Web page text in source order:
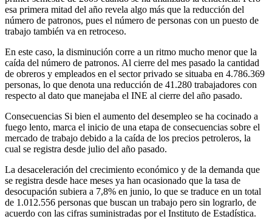
esa primera mitad del año revela algo más que la reducción del
número de patronos, pues el número de personas con un puesto de
trabajo también va en retroceso.
En este caso, la disminución corre a un ritmo mucho menor que la
caída del número de patronos. Al cierre del mes pasado la cantidad
de obreros y empleados en el sector privado se situaba en 4.786.369
personas, lo que denota una reducción de 41.280 trabajadores con
respecto al dato que manejaba el INE al cierre del año pasado.
Consecuencias Si bien el aumento del desempleo se ha cocinado a
fuego lento, marca el inicio de una etapa de consecuencias sobre el
mercado de trabajo debido a la caída de los precios petroleros, la
cual se registra desde julio del año pasado.
La desaceleración del crecimiento económico y de la demanda que
se registra desde hace meses ya han ocasionado que la tasa de
desocupación subiera a 7,8% en junio, lo que se traduce en un total
de 1.012.556 personas que buscan un trabajo pero sin lograrlo, de
acuerdo con las cifras suministradas por el Instituto de Estadística.